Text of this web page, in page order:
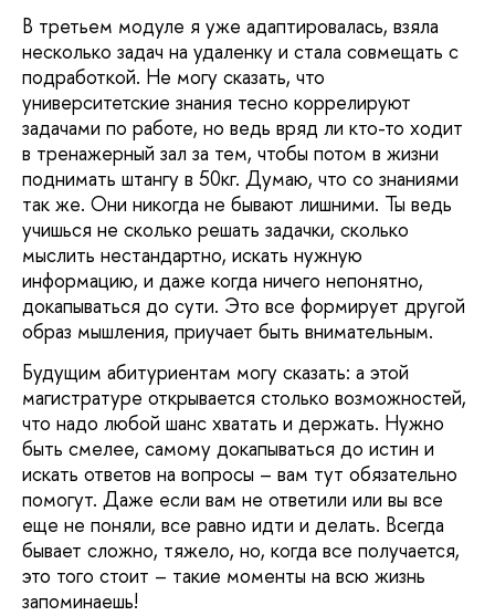
В третьем модуле я уже адаптировалась, взяла
несколько задач на удаленку и стала совмещать с
подработкой. Не могу сказать, что
университетские знания тесно коррелируют
задачами по работе, но ведь вряд ли кто-то ходит
в тренажерный зал за тем, чтобы потом в жизни
поднимать штангу в 50кг. Думаю, что со знаниями
так же. Они никогда не бывают лишними. Ты ведь
учишься не сколько решать задачки, сколько
мыслить нестандартно, искать нужную
информацию, и даже когда ничего непонятно,
докапываться до сути. Это все формирует другой
образ мышления, приучает быть внимательным.
Будущим абитуриентам могу сказать: а этой
магистратуре открывается столько возможностей,
что надо любой шанс хватать и держать. Нужно
быть смелее, самому докапываться до истин и
искать ответов на вопросы – вам тут обязательно
помогут. Даже если вам не ответили или вы все
еще не поняли, все равно идти и делать. Всегда
бывает сложно, тяжело, но, когда все получается,
это того стоит – такие моменты на всю жизнь
запоминаешь!